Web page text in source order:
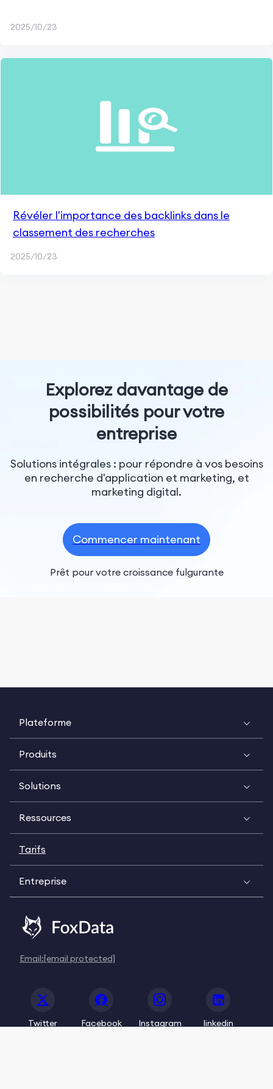
2025/10/23
Révéler l'importance des backlinks dans le
classement des recherches
2025/10/23
Explorez davantage de
possibilités pour votre
entreprise
Solutions intégrales : pour répondre à vos besoins
en recherche d'application et marketing, et
marketing digital.
Commencer maintenant
Prêt pour votre croissance fulgurante
Plateforme
Produits
Solutions
Ressources
Tarifs
Entreprise
Email:[email protected]
Twitter Facebook Instagram linkedin